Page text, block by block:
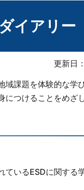
イアリー
更新日
課題を体験的な学
つけることをめざ
いるESDに関する